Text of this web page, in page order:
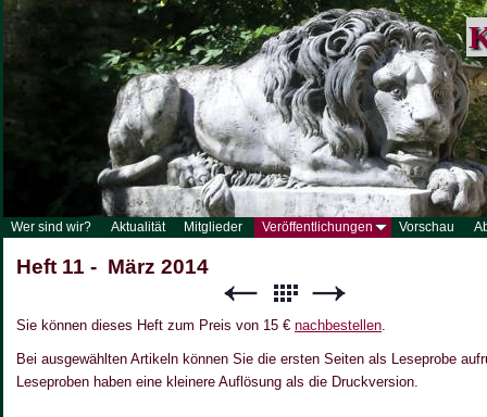
Wer sind wir? Aktualität Mitglieder Veröffentlichungen Vorschau
Heft 11 - März 2014
Sie können dieses Heft zum Preis von 15 € nachbestellen.
Bei ausgewählten Artikeln können Sie die ersten Seiten als Leseprobe
Leseproben haben eine kleinere Auflösung als die Druckversion.